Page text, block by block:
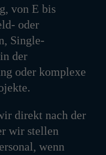
von E bis
oder
Single-
der
oder komplexe
direkt nach der
wir stellen
wenn